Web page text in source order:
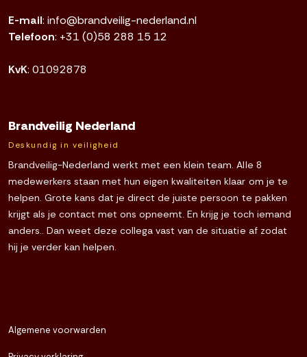
E-mail:info@brandveilig-nederland.nl
Telefoon: +31 (0)58 288 15 12
KvK: 01092878
Brandveilig Nederland
Deskundig in veiligheid
Brandveilig-Nederland werkt met een klein team. Alle 8
medewerkers staan met hun eigen kwaliteiten klaar om je te
helpen. Grote kans dat je direct de juiste persoon te pakken
krijgt als je contact met ons opneemt. En krijg je toch iemand
anders.. Dan weet deze collega vast van de situatie af zodat
hij je verder kan helpen.
Algemene voorwarden